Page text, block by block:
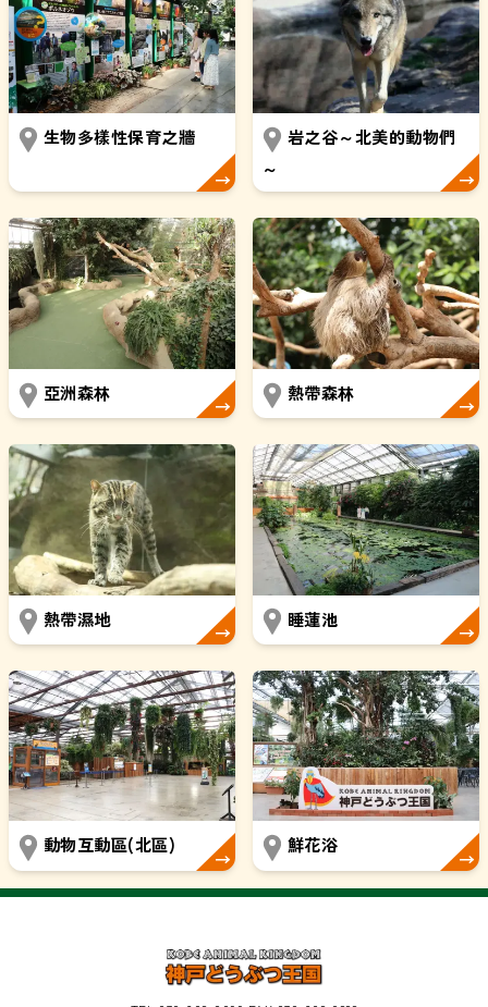
生物多樣性保育之牆
岩之谷～北美的動物們
～
亞洲森林 熱帶森林
熱帶濕地 睡蓮池
動物互動區(北區) 鮮花浴